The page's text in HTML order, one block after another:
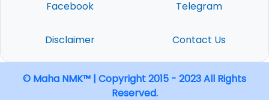
Facebook Telegram
Disclaimer Contact Us
© Maha NMK™ | Copyright 2015 - 2023 All Rights
Reserved.